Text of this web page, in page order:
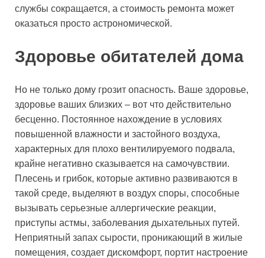
службы сокращается, а стоимость ремонта может
оказаться просто астрономической.
Здоровье обитателей дома
Но не только дому грозит опасность. Ваше здоровье,
здоровье ваших близких – вот что действительно
бесценно. Постоянное нахождение в условиях
повышенной влажности и застойного воздуха,
характерных для плохо вентилируемого подвала,
крайне негативно сказывается на самочувствии.
Плесень и грибок, которые активно развиваются в
такой среде, выделяют в воздух споры, способные
вызывать серьезные аллергические реакции,
приступы астмы, заболевания дыхательных путей.
Неприятный запах сырости, проникающий в жилые
помещения, создает дискомфорт, портит настроение